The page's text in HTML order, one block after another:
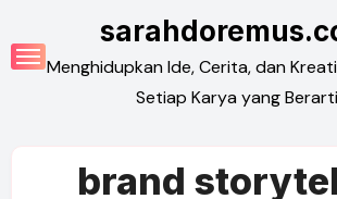
to
contentMenghidupkan Ide, Cerita, dan
Setiap Karya yang Berarti
brand